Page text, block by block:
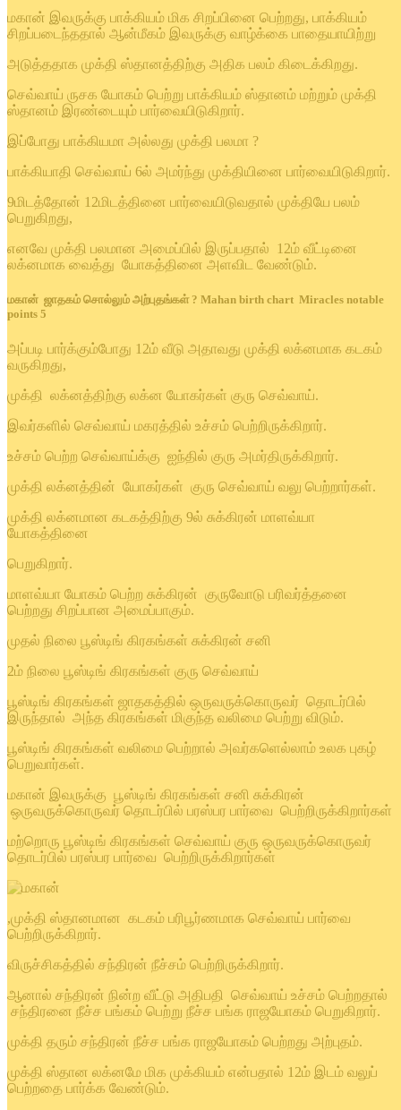
மகான் இவருக்கு பாக்கியம் மிக சிறப்பினை பெற்றது, பாக்கியம்
சிறப்படைந்ததால் ஆன்மீகம் இவருக்கு வாழ்க்கை பாதையாயிற்று
அடுத்ததாக முக்தி ஸ்தானத்திற்கு அதிக பலம் கிடைக்கிறது.
செவ்வாய் ருசக யோகம் பெற்று பாக்கியம் ஸ்தானம் மற்றும் முக்தி
ஸ்தானம் இரண்டையும் பார்வையிடுகிறார்.
இப்போது பாக்கியமா அல்லது முக்தி பலமா ?
பாக்கியாதி செவ்வாய் 6ல் அமர்ந்து முக்தியினை பார்வையிடுகிறார்.
9மிடத்தோன் 12மிடத்தினை பார்வையிடுவதால் முக்தியே பலம்
பெறுகிறது,
எனவே முக்தி பலமான அமைப்பில் இருப்பதால் 12ம் வீட்டினை
லக்னமாக வைத்து யோகத்தினை அளவிட வேண்டும்.
மகான் ஜாதகம் சொல்லும் அற்புதங்கள் ? Mahan birth chart Miracles notable
points 5
அப்படி பார்க்கும்போது 12ம் வீடு அதாவது முக்தி லக்னமாக கடகம்
வருகிறது,
முக்தி லக்னத்திற்கு லக்ன யோகர்கள் குரு செவ்வாய்.
இவர்களில் செவ்வாய் மகரத்தில் உச்சம் பெற்றிருக்கிறார்.
உச்சம் பெற்ற செவ்வாய்க்கு ஐந்தில் குரு அமர்திருக்கிறார்.
முக்தி லக்னத்தின் யோகர்கள் குரு செவ்வாய் வலு பெற்றார்கள்.
முக்தி லக்னமான கடகத்திற்கு 9ல் சுக்கிரன் மாளவ்யா
யோகத்தினை
பெறுகிறார்.
மாளவ்யா யோகம் பெற்ற சுக்கிரன் குருவோடு பரிவர்த்தனை
பெற்றது சிறப்பான அமைப்பாகும்.
முதல் நிலை பூஸ்டிங் கிரகங்கள் சுக்கிரன் சனி
2ம் நிலை பூஸ்டிங் கிரகங்கள் குரு செவ்வாய்
பூஸ்டிங் கிரகங்கள் ஜாதகத்தில் ஒருவருக்கொருவர் தொடர்பில்
இருந்தால் அந்த கிரகங்கள் மிகுந்த வலிமை பெற்று விடும்.
பூஸ்டிங் கிரகங்கள் வலிமை பெற்றால் அவர்களெல்லாம் உலக புகழ்
பெறுவார்கள்.
மகான் இவருக்கு பூஸ்டிங் கிரகங்கள் சனி சுக்கிரன்
ஒருவருக்கொருவர் தொடர்பில் பரஸ்பர பார்வை பெற்றிருக்கிறார்கள்
மற்றொரு பூஸ்டிங் கிரகங்கள் செவ்வாய் குரு ஒருவருக்கொருவர்
தொடர்பில் பரஸ்பர பார்வை பெற்றிருக்கிறார்கள்
,முக்தி ஸ்தானமான கடகம் பரிபூர்ணமாக செவ்வாய் பார்வை
பெற்றிருக்கிறார்.
விருச்சிகத்தில் சந்திரன் நீச்சம் பெற்றிருக்கிறார்.
ஆனால் சந்திரன் நின்ற வீட்டு அதிபதி செவ்வாய் உச்சம் பெற்றதால்
சந்திரனை நீச்ச பங்கம் பெற்று நீச்ச பங்க ராஜயோகம் பெறுகிறார்.
முக்தி தரும் சந்திரன் நீச்ச பங்க ராஜயோகம் பெற்றது அற்புதம்.
முக்தி ஸ்தான லக்னமே மிக முக்கியம் என்பதால் 12ம் இடம் வலுப்
பெற்றதை பார்க்க வேண்டும்.